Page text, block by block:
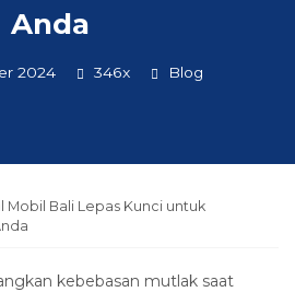
Anda
2024 346x Blog
Mobil Bali Lepas Kunci untuk
kebebasan mutlak saat